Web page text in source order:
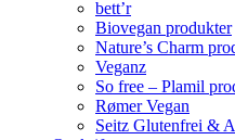
bett’r
Biovegan produkter
Nature’s Charm
Veganz
So free – Plamil
Rømer Vegan
Seitz Glutenfrei &